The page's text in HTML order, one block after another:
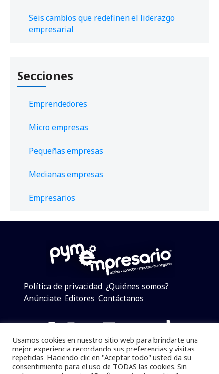
Seis cambios que redefinen el liderazgo
empresarial
Secciones
Emprendedores
Micro empresas
Pequeñas empresas
Medianas empresas
Empresarios
Política de privacidad ¿Quiénes somos?
Anúnciate Editores Contáctanos
Facebook
Instagram
Twitter
LinkedIn
Telegram
YouTube
TikTok
Usamos cookies en nuestro sitio web para brindarte una
mejor experiencia recordando sus preferencias y visitas
repetidas. Haciendo clic en "Aceptar todo" usted da su
consentimiento para el uso de TODAS las cookies. Sin